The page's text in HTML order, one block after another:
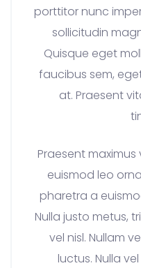
porttitor nunc
sollicitudin
Quisque eget
faucibus sem,
at. Praesent
Praesent
euismod leo
pharetra a
Nulla justo metus,
vel nisl. Nullam
luctus. Nulla